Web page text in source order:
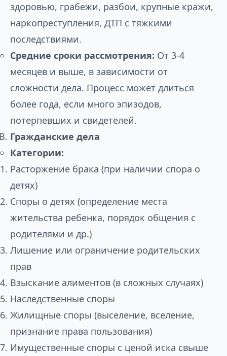
здоровью, грабежи, разбои, крупные кражи,
наркопреступления, ДТП с тяжкими
последствиями.
Средние сроки рассмотрения: От 3-4
месяцев и выше, в зависимости от
сложности дела. Процесс может длиться
более года, если много эпизодов,
потерпевших и свидетелей.
Гражданские дела
Категории:
Расторжение брака (при наличии спора о
детях)
Споры о детях (определение места
жительства ребенка, порядок общения с
родителями и др.)
Лишение или ограничение родительских
прав
Взыскание алиментов (в сложных случаях)
Наследственные споры
Жилищные споры (выселение, вселение,
признание права пользования)
Имущественные споры с ценой иска свыше